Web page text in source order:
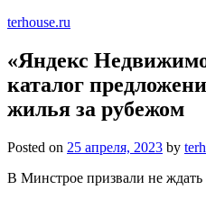
terhouse.ru
«Яндекс
каталог
жилья за рубежом
Posted on 25 апреля, 2023 by terh
В Минстрое призвали не